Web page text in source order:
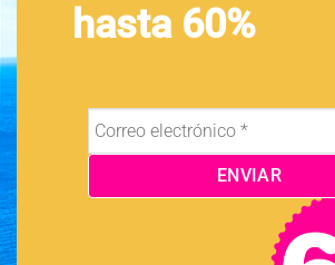
hasta 60%